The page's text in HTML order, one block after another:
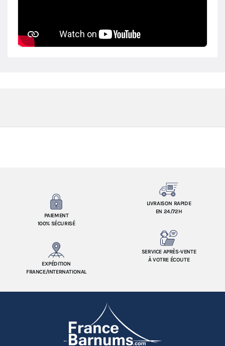
PAIEMENT
100% SÉCURISÉ
LIVRAISON RAPIDE
EN 24/72H
EXPÉDITION
FRANCE/INTERNATIONAL
SERVICE APRÈS-VENTE
À VOTRE ÉCOUTE